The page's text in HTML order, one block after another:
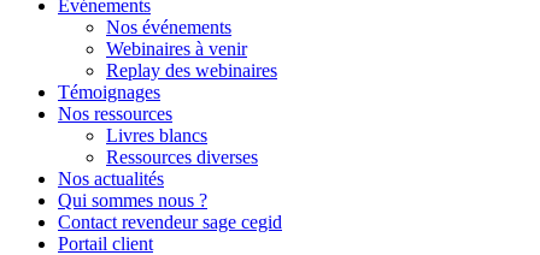
Événements
Nos événements
Webinaires à venir
Replay des webinaires
Témoignages
Nos ressources
Livres blancs
Ressources diverses
Nos actualités
Qui sommes nous ?
Contact revendeur sage cegid
Portail client